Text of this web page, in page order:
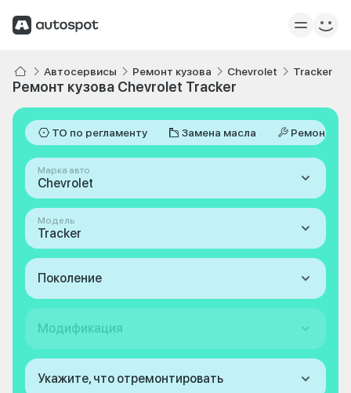
Автосервисы Ремонт кузова Chevrolet Tracker
Ремонт кузова Chevrolet Tracker
ТО по регламенту Замена масла Ремонт
Марка авто
Chevrolet
Модель
Tracker
Поколение
Модификация
Укажите, что отремонтировать